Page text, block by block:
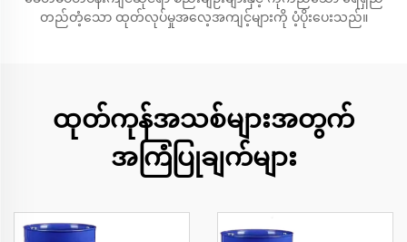
တည်တံ့သော ထုတ်လုပ်မှုအလေ့အကျင့်များကို ပံ့ပိုးပေးသည်။
ထုတ်ကုန်အသစ်များအတွက်
အကြံပြုချက်များ